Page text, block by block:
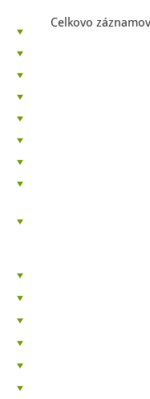
Celkovo